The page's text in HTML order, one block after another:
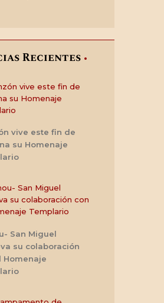
Recientes
vive este fin de
su Homenaje
San Miguel
su colaboración
Homenaje